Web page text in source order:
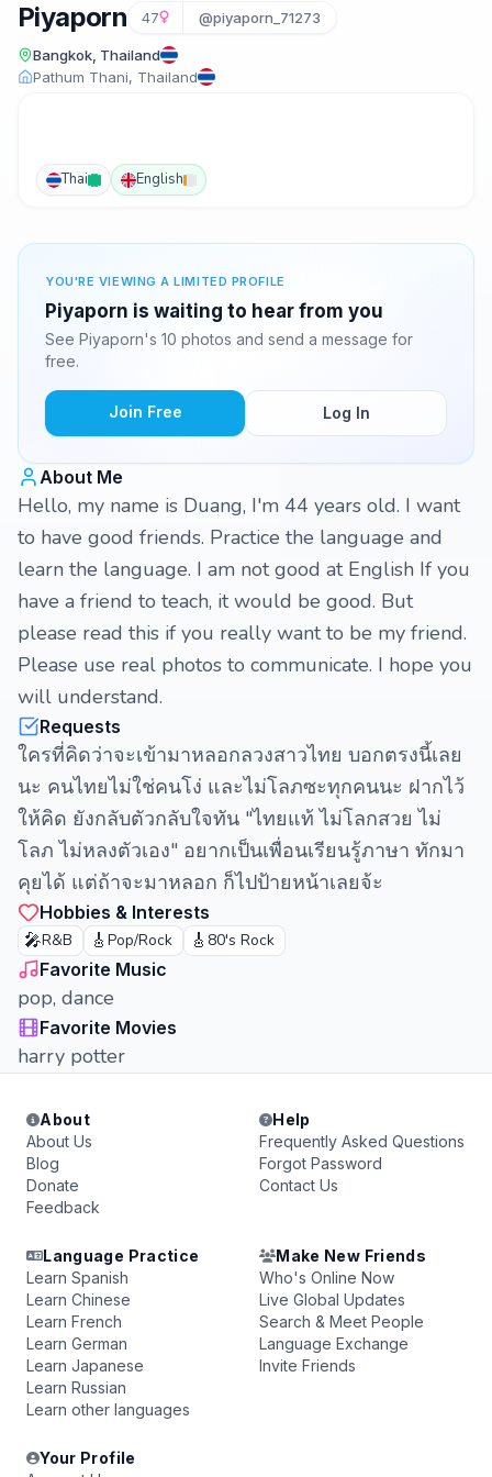
Piyaporn 47 @piyaporn_71273
Bangkok, Thailand
Pathum Thani, Thailand
Thai English
YOU'RE VIEWING A LIMITED PROFILE
Piyaporn is waiting to hear from you
See Piyaporn's 10 photos and send a message for
free.
Join Free Log In
About Me
Hello, my name is Duang, I'm 44 years old. I want
to have good friends. Practice the language and
learn the language. I am not good at English If you
have a friend to teach, it would be good. But
please read this if you really want to be my friend.
Please use real photos to communicate. I hope you
will understand.
Requests
ใครที่คิดว่าจะเข้ามาหลอกลวงสาวไทย บอกตรงนี้เลย
นะ คนไทยไม่ใช่คนโง่ และไม่โลภซะทุกคนนะ ฝากไว้
ให้คิด ยังกลับตัวกลับใจทัน "ไทยแท้ ไม่โลกสวย ไม่
โลภ ไม่หลงตัวเอง" อยากเป็นเพื่อนเรียนรู้ภาษา ทักมา
คุยได้ แต่ถ้าจะมาหลอก ก็ไปป้ายหน้าเลยจ้ะ
Hobbies & Interests
🎤R&B 🎸 Pop/Rock 🎸 80's Rock
Favorite Music
pop, dance
Favorite Movies
harry potter
About
About Us
Blog
Donate
Feedback
Help
Frequently Asked Questions
Forgot Password
Contact Us
Language Practice
Learn Spanish
Learn Chinese
Learn French
Learn German
Learn Japanese
Learn Russian
Learn other languages
Make New Friends
Who's Online Now
Live Global Updates
Search & Meet People
Language Exchange
Invite Friends
Your Profile